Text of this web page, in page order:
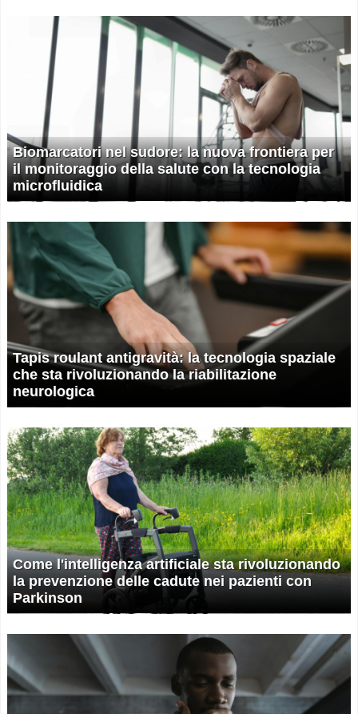
Biomarcatori nel sudore: la nuova frontiera per
il monitoraggio della salute con la tecnologia
microfluidica
Tapis roulant antigravità: la tecnologia spaziale
che sta rivoluzionando la riabilitazione
neurologica
Come l'intelligenza artificiale sta rivoluzionando
la prevenzione delle cadute nei pazienti con
Parkinson